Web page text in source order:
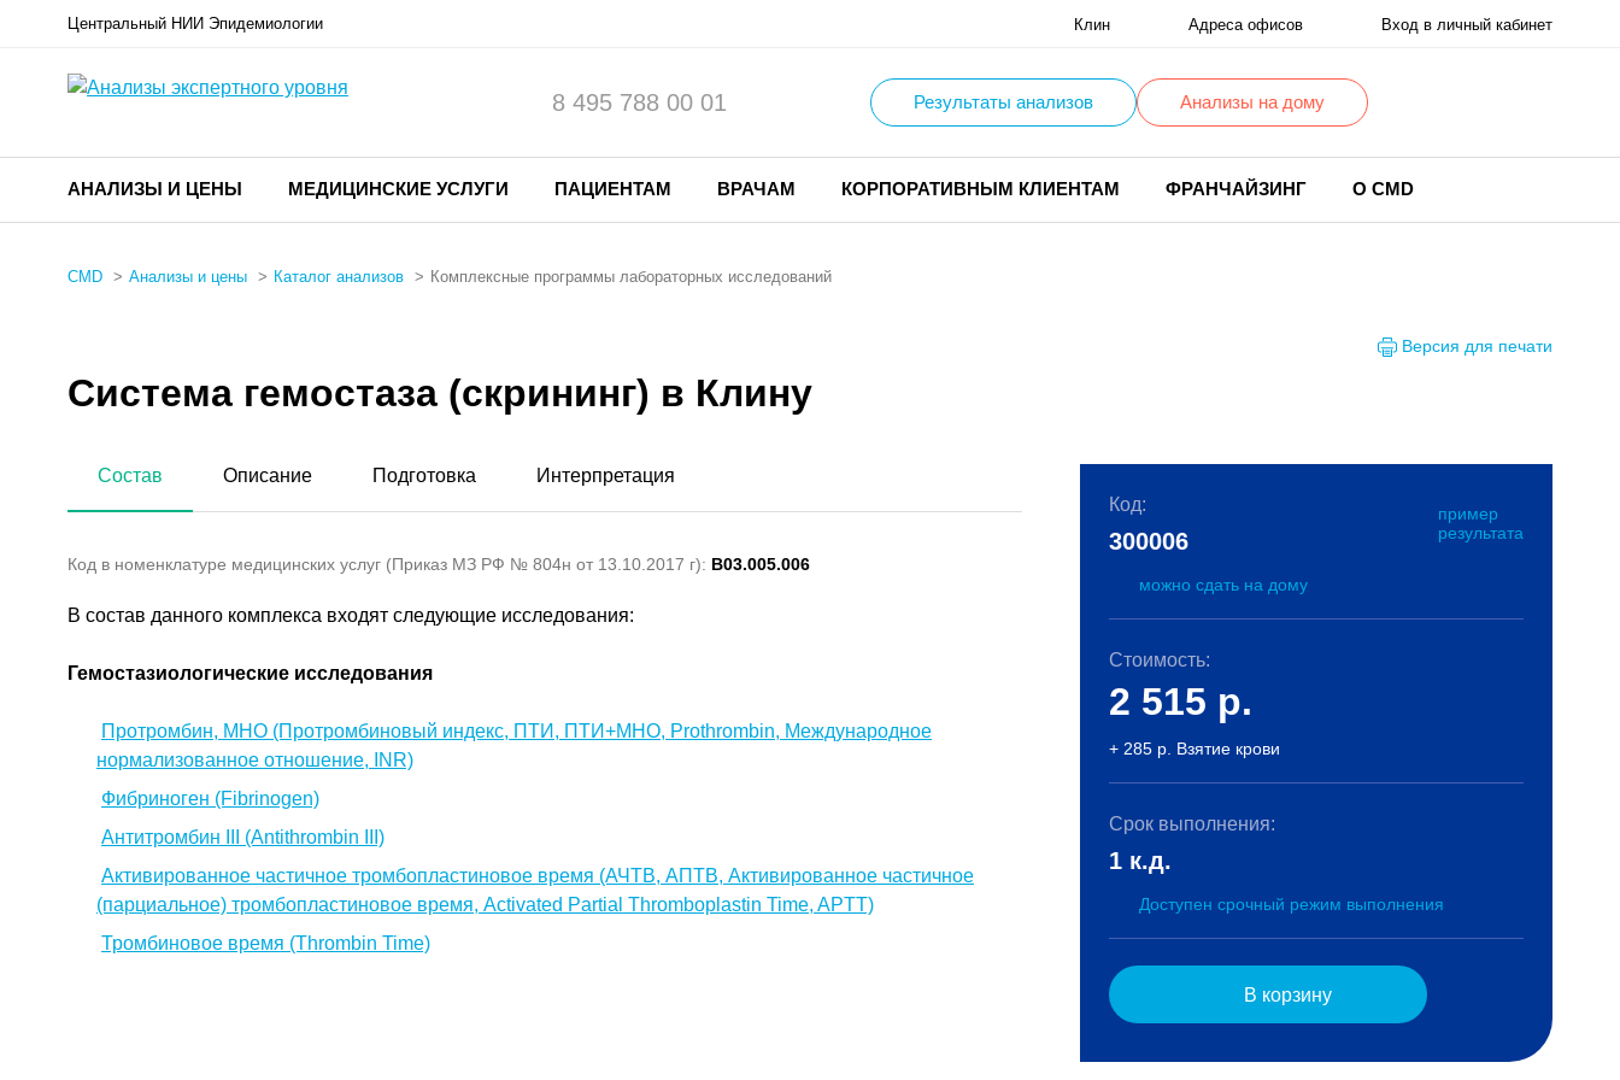
Центральный НИИ Эпидемиологии Клин Адреса офисов Вход в личный кабинет
8 495 788 00 01 Результаты анализов Анализы на дому
АНАЛИЗЫ И ЦЕНЫ МЕДИЦИНСКИЕ УСЛУГИ ПАЦИЕНТАМ ВРАЧАМ КОРПОРАТИВНЫМ КЛИЕНТАМ ФРАНЧАЙЗИНГ О CMD
CMD Анализы и цены Каталог анализов Комплексные программы лабораторных исследований
Версия для печати
Система гемостаза (скрининг) в Клину
Состав Описание Подготовка Интерпретация
Код в номенклатуре медицинских услуг (Приказ МЗ РФ № 804н от 13.10.2017 г): B03.005.006
В состав данного комплекса входят следующие исследования:
Гемостазиологические исследования
Протромбин, МНО (Протромбиновый индекс, ПТИ, ПТИ+МНО, Prothrombin, Международное
нормализованное отношение, INR)
Фибриноген (Fibrinogen)
Антитромбин III (Antithrombin III)
Активированное частичное тромбопластиновое время (АЧТВ, АПТВ, Активированное частичное
(парциальное) тромбопластиновое время, Activated Partial Thromboplastin Time, APTT)
Тромбиновое время (Thrombin Time)
Код:
пример
результата
300006
можно сдать на дому
Стоимость:
2 515 р.
+ 285 р. Взятие крови
Срок выполнения:
1 к.д.
Доступен срочный режим выполнения
В корзину